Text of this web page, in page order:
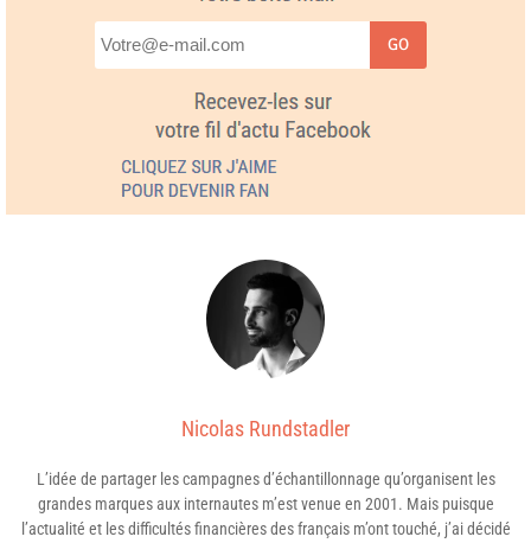
GO
Nicolas Rundstadler
L’idée de partager les campagnes d’échantillonnage qu’organisent les
grandes marques aux internautes m’est venue en 2001. Mais puisque
l’actualité et les difficultés financières des français m’ont touché, j’ai décidé